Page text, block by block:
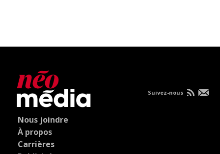
Nous joindre
À propos
Carrières
Suivez-nous